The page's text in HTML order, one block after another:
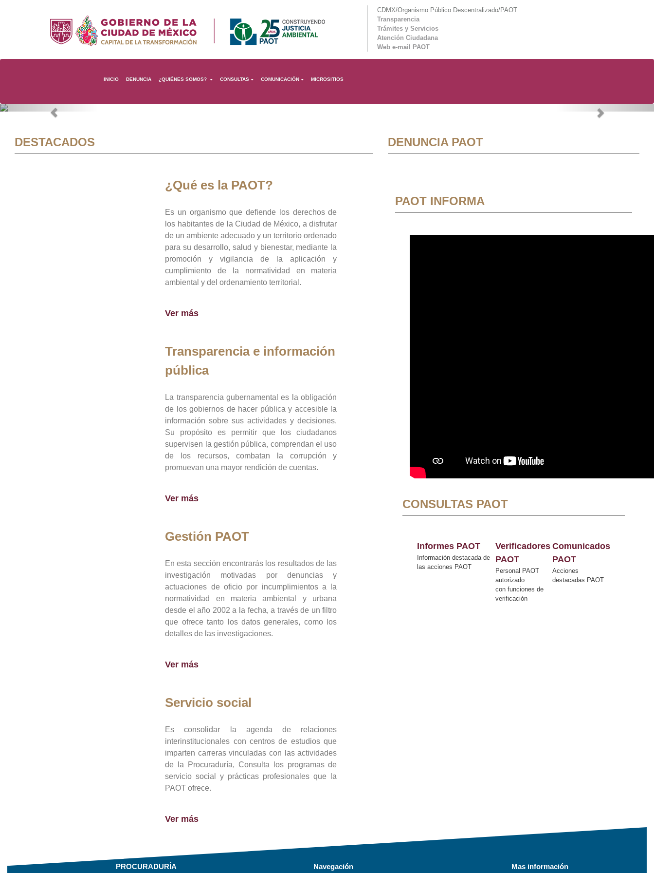
CDMX/Organismo Público Descentralizado/PAOT
Transparencia
Trámites y Servicios
Atención Ciudadana
Web e-mail PAOT
INICIO DENUNCIA ¿QUIÉNES SOMOS? CONSULTAS COMUNICACIÓN MICROSITIOS
Previous Next
DESTACADOS
¿Qué es la PAOT?
Es un organismo que defiende los derechos de
los habitantes de la Ciudad de México, a disfrutar
de un ambiente adecuado y un territorio ordenado
para su desarrollo, salud y bienestar, mediante la
promoción y vigilancia de la aplicación y
cumplimiento de la normatividad en materia
ambiental y del ordenamiento territorial.
Ver más
Transparencia e información
pública
La transparencia gubernamental es la obligación
de los gobiernos de hacer pública y accesible la
información sobre sus actividades y decisiones.
Su propósito es permitir que los ciudadanos
supervisen la gestión pública, comprendan el uso
de los recursos, combatan la corrupción y
promuevan una mayor rendición de cuentas.
Ver más
Gestión PAOT
En esta sección encontrarás los resultados de las
investigación motivadas por denuncias y
actuaciones de oficio por incumplimientos a la
normatividad en materia ambiental y urbana
desde el año 2002 a la fecha, a través de un filtro
que ofrece tanto los datos generales, como los
detalles de las investigaciones.
Ver más
Servicio social
Es consolidar la agenda de relaciones
interinstitucionales con centros de estudios que
imparten carreras vinculadas con las actividades
de la Procuraduría, Consulta los programas de
servicio social y prácticas profesionales que la
PAOT ofrece.
Ver más
DENUNCIA PAOT
PAOT INFORMA
CONSULTAS PAOT
Informes PAOT
Información destacada de
las acciones PAOT
Verificadores
PAOT
Personal PAOT
autorizado
con funciones de
verificación
Comunicados
PAOT
Acciones
destacadas PAOT
PROCURADURÍA Navegación Mas información